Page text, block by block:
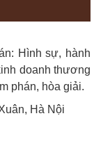
Hình sự, hành
doanh thương
phán, hòa giải.
Hà Nội